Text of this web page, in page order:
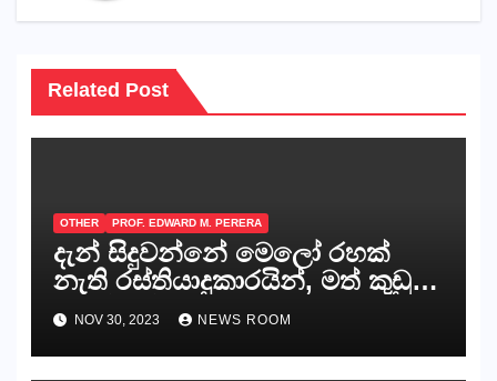
Related Post
OTHER PROF. EDWARD M. PERERA
දැන් සිදුවන්නේ මෙලෝ රහක්
නැති රස්තියාදුකාරයින්, මත් කුඩු
ගෙන්වන්නන් සහ අලෙවි
කරන්නන්,කැලෑපාළුවන්, මහජන
නියෝජිතයින්
NOV 30, 2023 NEWS ROOM